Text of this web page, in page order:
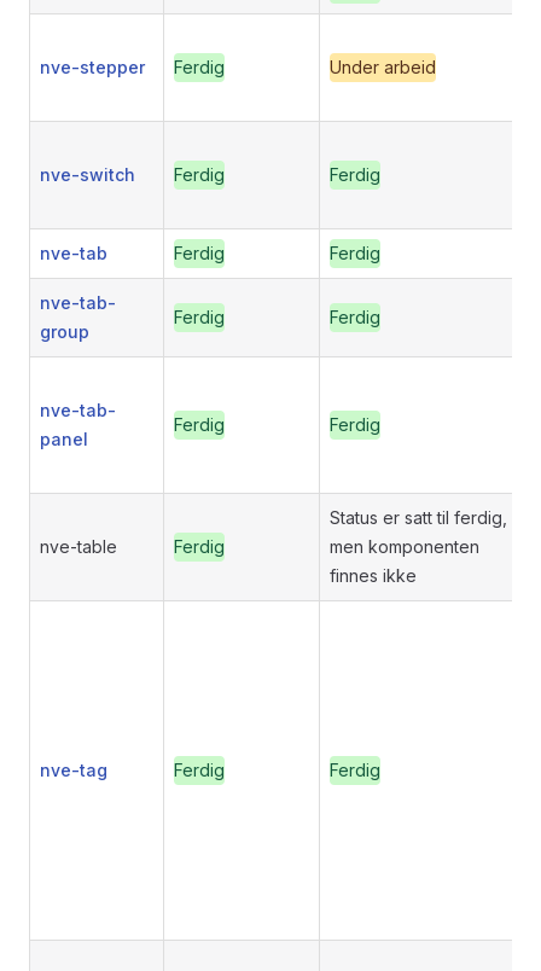
nve-stepper Ferdig Under arbeid
nve-switch Ferdig Ferdig
nve-tab Ferdig Ferdig
nve-tab-
group
Ferdig Ferdig
nve-tab-
panel
Ferdig Ferdig
nve-table Ferdig
Status er satt til ferdig,
men komponenten
finnes ikke
nve-tag Ferdig Ferdig